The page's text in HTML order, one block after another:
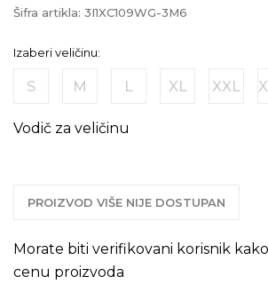
Šifra artikla: 3I1XC109WG-3M6
Izaberi veličinu:
S M L XL XXL
Vodič za veličinu
PROIZVOD VIŠE NIJE DOSTUPAN
Morate biti verifikovani korisnik
cenu proizvoda